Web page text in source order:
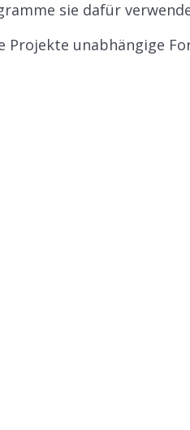
sie dafür
unabhängige